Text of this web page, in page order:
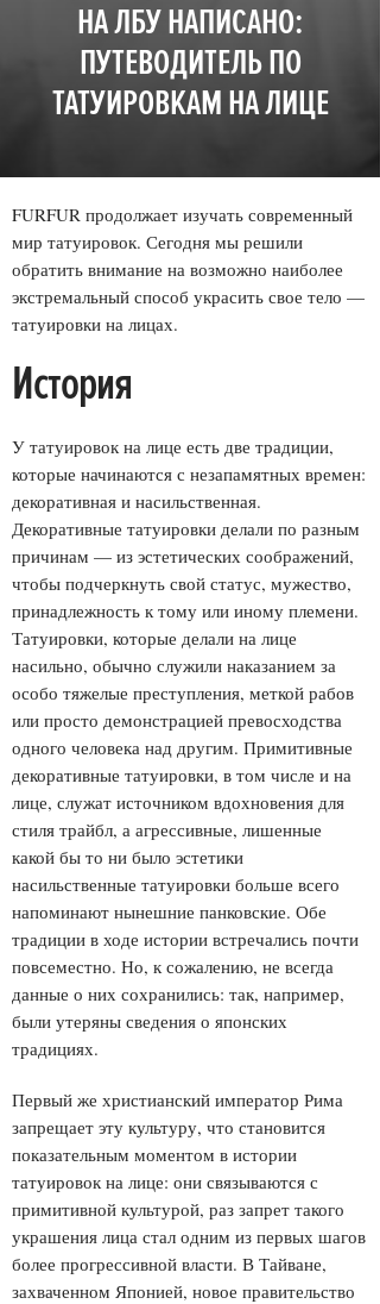
НА ЛБУ НАПИСАНО:
ПУТЕВОДИТЕЛЬ ПО
ТАТУИРОВКАМ НА ЛИЦЕ
FURFUR продолжает изучать современный
мир татуировок. Сегодня мы решили
обратить внимание на возможно наиболее
экстремальный способ украсить свое тело —
татуировки на лицах.
История
У татуировок на лице есть две традиции,
которые начинаются с незапамятных времен:
декоративная и насильственная.
Декоративные татуировки делали по разным
причинам — из эстетических соображений,
чтобы подчеркнуть свой статус, мужество,
принадлежность к тому или иному племени.
Татуировки, которые делали на лице
насильно, обычно служили наказанием за
особо тяжелые преступления, меткой рабов
или просто демонстрацией превосходства
одного человека над другим. Примитивные
декоративные татуировки, в том числе и на
лице, служат источником вдохновения для
стиля трайбл, а агрессивные, лишенные
какой бы то ни было эстетики
насильственные татуировки больше всего
напоминают нынешние панковские. Обе
традиции в ходе истории встречались почти
повсеместно. Но, к сожалению, не всегда
данные о них сохранились: так, например,
были утеряны сведения о японских
традициях.
Первый же христианский император Рима
запрещает эту культуру, что становится
показательным моментом в истории
татуировок на лице: они связываются с
примитивной культурой, раз запрет такого
украшения лица стал одним из первых шагов
более прогрессивной власти. В Тайване,
захваченном Японией, новое правительство